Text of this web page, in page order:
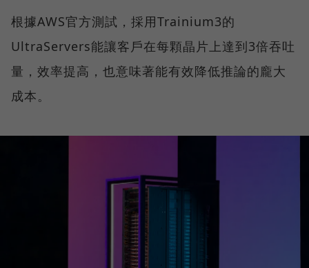
根據AWS官方測試，採用Trainium3的
UltraServers能讓客戶在每顆晶片上達到3倍吞吐
量，效率提高，也意味著能有效降低推論的龐大
成本。